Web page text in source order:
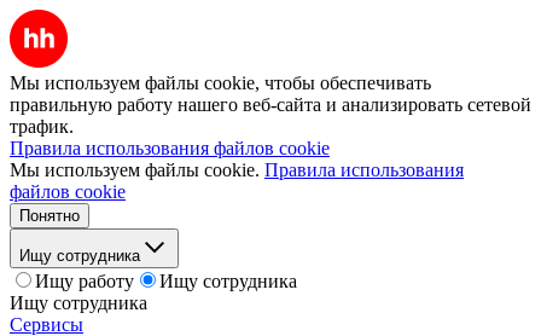
Мы используем файлы cookie, чтобы обеспечивать
правильную работу нашего веб-сайта и анализировать сетевой
трафик.
Правила использования файлов cookie
Мы используем файлы cookie. Правила использования
файлов cookie
Понятно
Ищу сотрудника
Ищу работу
Ищу сотрудника
Ищу сотрудника
Сервисы